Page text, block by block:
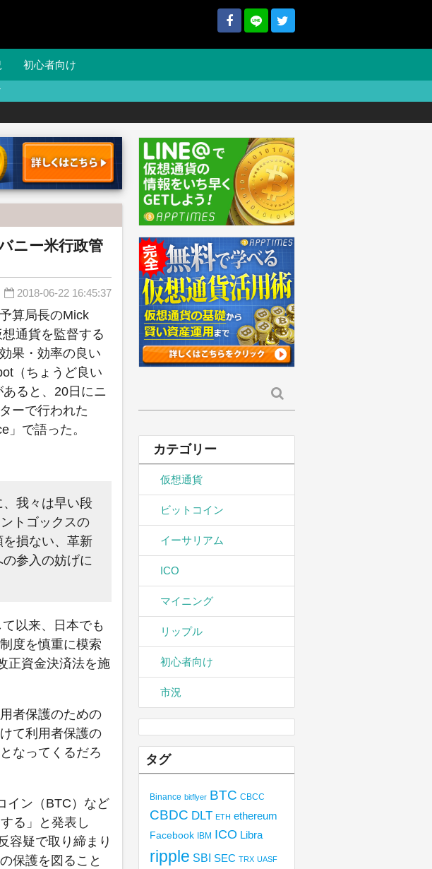
初心者向け
ニー米行政管
2018-06-22 16:45:37
算局長のMick
通貨を監督する
果・効率の良い
（ちょうど良い
ると、20日にニ
ーで行われた
」で語った。
、我々は早い段
トゴックスの
損ない、革新
参入の妨げに
以来、日本でも
度を慎重に模索
正資金決済法を施
者保護のための
て利用者保護の
なってくるだろ
イン（BTC）など
る」と発表し
容疑で取り締まり
保護を図ること
索:
カテゴリー
仮想通貨
ビットコイン
イーサリアム
ICO
マイニング
リップル
初心者向け
市況
タグ
Binance bitflyer BTC CBCC
CBDC DLT ETH ethereum
Facebook IBM ICO Libra
ripple SBI SEC TRX UASF